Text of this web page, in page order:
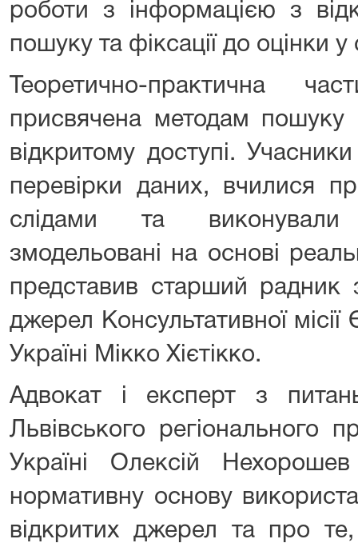
роботи з інформацією з
пошуку та фіксації до оцінки
Теоретично-практична
присвячена методам пошуку
відкритому доступі.
перевірки даних, вчилися
слідами та виконували
змодельовані на основі
представив старший радник
джерел Консультативної
Україні Мікко Хієтікко.
Адвокат і експерт з
Львівського регіонального
Україні Олексій
нормативну основу
відкритих джерел та про